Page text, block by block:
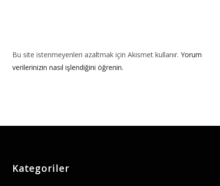
Bu site istenmeyenleri azaltmak için Akismet kullanır. Yorum
verilerinizin nasıl işlendiğini öğrenin.
Kategoriler